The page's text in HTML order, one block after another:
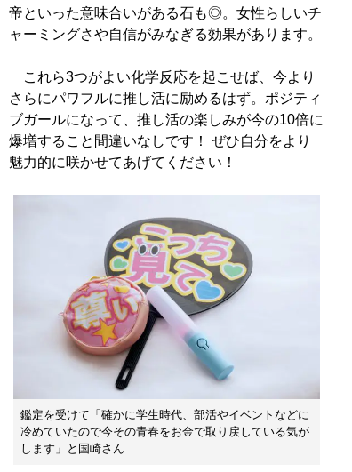
帝といった意味合いがある石も◎。女性らしいチ
ャーミングさや自信がみなぎる効果があります。
これら3つがよい化学反応を起こせば、今より
さらにパワフルに推し活に励めるはず。ポジティ
ブガールになって、推し活の楽しみが今の10倍に
爆増すること間違いなしです！ ぜひ自分をより
魅力的に咲かせてあげてください！
鑑定を受けて「確かに学生時代、部活やイベントなどに
冷めていたので今その青春をお金で取り戻している気が
します」と国崎さん